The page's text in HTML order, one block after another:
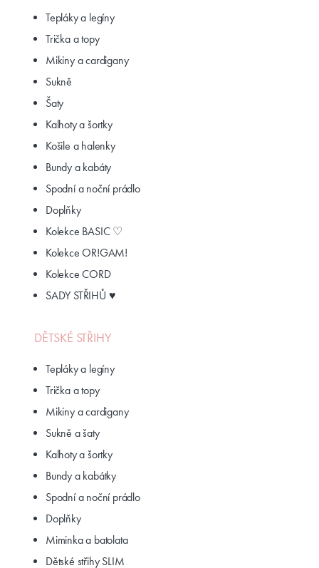
Tepláky a legíny
Trička a topy
Mikiny a cardigany
Sukně
Šaty
Kalhoty a šortky
Košile a halenky
Bundy a kabáty
Spodní a noční prádlo
Doplňky
Kolekce BASIC ♡
Kolekce OR!GAM!
Kolekce CORD
SADY STŘIHŮ ♥
DĚTSKÉ STŘIHY
Tepláky a legíny
Trička a topy
Mikiny a cardigany
Sukně a šaty
Kalhoty a šortky
Bundy a kabátky
Spodní a noční prádlo
Doplňky
Miminka a batolata
Dětské střihy SLIM